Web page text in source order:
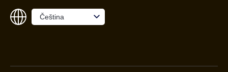
Čeština